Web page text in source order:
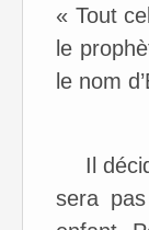
« Tout
le
le nom
Il
sera